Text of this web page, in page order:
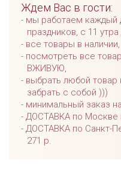
Ждем Вас в гости:
мы работаем каждый
праздников, с 11
все товары в наличии,
посмотреть все
ВЖИВУЮ,
выбрать любой товар
забрать с собой )))
минимальный заказ
ДОСТАВКА по Москве
ДОСТАВКА по Санкт-
271 р.